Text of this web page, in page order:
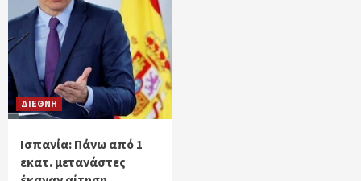
ΔΙΕΘΝΗ
Ισπανία: Πάνω από 1
εκατ. μετανάστες